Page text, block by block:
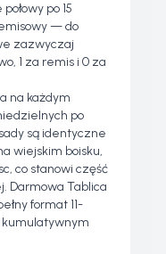
po 15
— do
zazwyczaj
1 za remis i 0 za
na każdym
po
są identyczne
wiejskim boisku,
co stanowi część
Darmowa Tablica
format 11-
kumulatywnym